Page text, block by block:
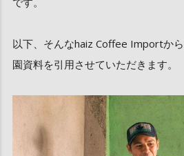
以下、そんなhaiz Coffee Importか
園資料を引用させていただきます。